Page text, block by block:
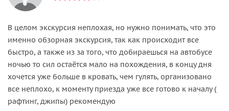
В целом экскурсия неплохая, но нужно понимать, что это
именно обзорная экскурсия, так как происходит все
быстро, а также из за того, что добираешься на автобусе
ночью то сил остаётся мало на похождения, в концу дня
хочется уже больше в кровать, чем гулять, организовано
все неплохо, к моменту приезда уже все готово к началу (
рафтинг, джипы) рекомендую